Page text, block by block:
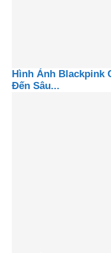
Hình Ảnh Blackpink
Đến Sâu...